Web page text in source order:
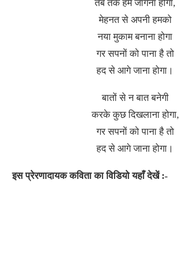
तब तक हमें जागना होगा,
मेहनत से अपनी हमको
नया मुकाम बनाना होगा
गर सपनों को पाना है तो
हद से आगे जाना होगा।
बातों से न बात बनेगी
करके कुछ दिखलाना होगा,
गर सपनों को पाना है तो
हद से आगे जाना होगा।
इस प्रेरणादायक कविता का विडियो यहाँ देखें :-